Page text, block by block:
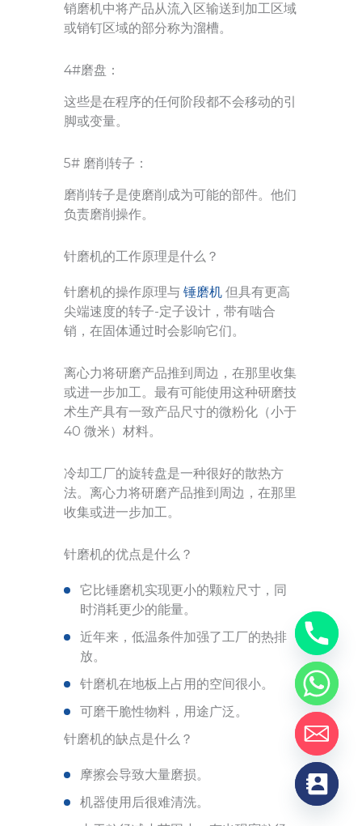
销磨机中将产品从流入区输送到加工区域
或销钉区域的部分称为溜槽。
4#磨盘：
这些是在程序的任何阶段都不会移动的引
脚或变量。
5# 磨削转子：
磨削转子是使磨削成为可能的部件。他们
负责磨削操作。
针磨机的工作原理是什么？
针磨机的操作原理与 锤磨机 但具有更高
尖端速度的转子-定子设计，带有啮合
销，在固体通过时会影响它们。
离心力将研磨产品推到周边，在那里收集
或进一步加工。最有可能使用这种研磨技
术生产具有一致产品尺寸的微粉化（小于
40 微米）材料。
冷却工厂的旋转盘是一种很好的散热方
法。离心力将研磨产品推到周边，在那里
收集或进一步加工。
针磨机的优点是什么？
它比锤磨机实现更小的颗粒尺寸，同
时消耗更少的能量。
近年来，低温条件加强了工厂的热排
放。
针磨机在地板上占用的空间很小。
可磨干脆性物料，用途广泛。
针磨机的缺点是什么？
摩擦会导致大量磨损。
机器使用后很难清洗。